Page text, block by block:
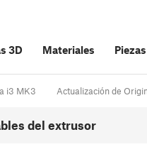
3D Materiales
i3 MK3 Actualización de
del extrusor